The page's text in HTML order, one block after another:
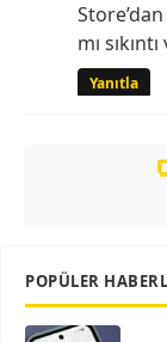
mı
Yanıtla
POPÜLER